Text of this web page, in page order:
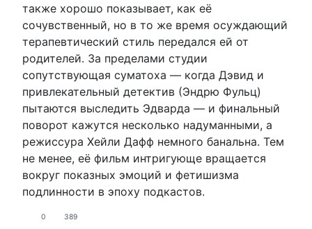
также хорошо показывает, как её
сочувственный, но в то же время осуждающий
терапевтический стиль передался ей от
родителей. За пределами студии
сопутствующая суматоха — когда Дэвид и
привлекательный детектив (Эндрю Фульц)
пытаются выследить Эдварда — и финальный
поворот кажутся несколько надуманными, а
режиссура Хейли Дафф немного банальна. Тем
не менее, её фильм интригующе вращается
вокруг показных эмоций и фетишизма
подлинности в эпоху подкастов.
0 389